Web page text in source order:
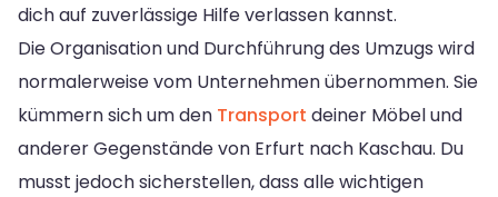
dich auf zuverlässige Hilfe verlassen kannst.
Die Organisation und Durchführung des Umzugs wird
normalerweise vom Unternehmen übernommen. Sie
kümmern sich um den Transport deiner Möbel und
anderer Gegenstände von Erfurt nach Kaschau. Du
musst jedoch sicherstellen, dass alle wichtigen